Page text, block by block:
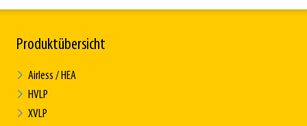
Produktübersicht
Airless / HEA
HVLP
XVLP